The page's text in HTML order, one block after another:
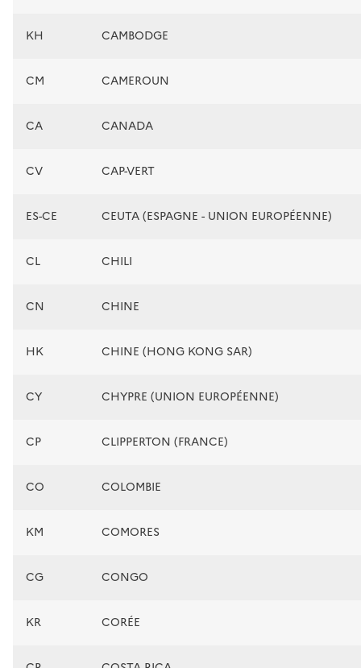
KH CAMBODGE
CM CAMEROUN
CA CANADA
CV CAP-VERT
ES-CE CEUTA (ESPAGNE - UNION EUROPÉENNE)
CL CHILI
CN CHINE
HK CHINE (HONG KONG SAR)
CY CHYPRE (UNION EUROPÉENNE)
CP CLIPPERTON (FRANCE)
CO COLOMBIE
KM COMORES
CG CONGO
KR CORÉE